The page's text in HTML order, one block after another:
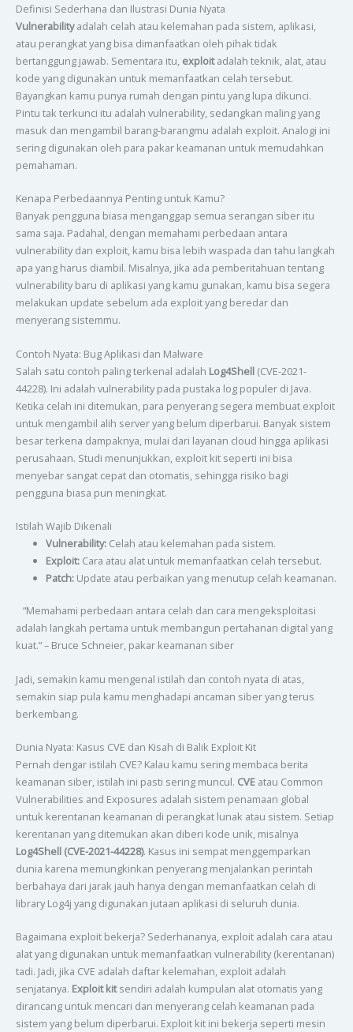
Definisi Sederhana dan Ilustrasi Dunia Nyata
Vulnerabilityadalah celah atau kelemahan pada sistem, aplikasi,
atau perangkat yang bisa dimanfaatkan oleh pihak tidak
bertanggung jawab. Sementara itu, exploitadalah teknik, alat, atau
kode yang digunakan untuk memanfaatkan celah tersebut.
Bayangkan kamu punya rumah dengan pintu yang lupa dikunci.
Pintu tak terkunci itu adalah vulnerability, sedangkan maling yang
masuk dan mengambil barang-barangmu adalah exploit. Analogi ini
sering digunakan oleh para pakar keamanan untuk memudahkan
pemahaman.
Kenapa Perbedaannya Penting untuk Kamu?
Banyak pengguna biasa menganggap semua serangan siber itu
sama saja. Padahal, dengan memahami perbedaan antara
vulnerability dan exploit, kamu bisa lebih waspada dan tahu langkah
apa yang harus diambil. Misalnya, jika ada pemberitahuan tentang
vulnerability baru di aplikasi yang kamu gunakan, kamu bisa segera
melakukan update sebelum ada exploit yang beredar dan
menyerang sistemmu.
Contoh Nyata: Bug Aplikasi dan Malware
Salah satu contoh paling terkenal adalah Log4Shell(CVE-2021-
44228). Ini adalah vulnerability pada pustaka log populer di Java.
Ketika celah ini ditemukan, para penyerang segera membuat exploit
untuk mengambil alih server yang belum diperbarui. Banyak sistem
besar terkena dampaknya, mulai dari layanan cloud hingga aplikasi
perusahaan. Studi menunjukkan, exploit kit seperti ini bisa
menyebar sangat cepat dan otomatis, sehingga risiko bagi
pengguna biasa pun meningkat.
Istilah Wajib Dikenali
Vulnerability:Celah atau kelemahan pada sistem.
Exploit:Cara atau alat untuk memanfaatkan celah tersebut.
Patch:Update atau perbaikan yang menutup celah keamanan.
“Memahami perbedaan antara celah dan cara mengeksploitasi
adalah langkah pertama untuk membangun pertahanan digital yang
kuat.” – Bruce Schneier, pakar keamanan siber
Jadi, semakin kamu mengenal istilah dan contoh nyata di atas,
semakin siap pula kamu menghadapi ancaman siber yang terus
berkembang.
Dunia Nyata: Kasus CVE dan Kisah di Balik Exploit Kit
Pernah dengar istilah CVE? Kalau kamu sering membaca berita
keamanan siber, istilah ini pasti sering muncul. CVEatau Common
Vulnerabilities and Exposures adalah sistem penamaan global
untuk kerentanan keamanan di perangkat lunak atau sistem. Setiap
kerentanan yang ditemukan akan diberi kode unik, misalnya
Log4Shell (CVE-2021-44228). Kasus ini sempat menggemparkan
dunia karena memungkinkan penyerang menjalankan perintah
berbahaya dari jarak jauh hanya dengan memanfaatkan celah di
library Log4j yang digunakan jutaan aplikasi di seluruh dunia.
Bagaimana exploit bekerja? Sederhananya, exploit adalah cara atau
alat yang digunakan untuk memanfaatkan vulnerability (kerentanan)
tadi. Jadi, jika CVE adalah daftar kelemahan, exploit adalah
senjatanya. Exploit kitsendiri adalah kumpulan alat otomatis yang
dirancang untuk mencari dan menyerang celah keamanan pada
sistem yang belum diperbarui. Exploit kit ini bekerja seperti mesin